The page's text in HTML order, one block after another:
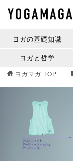
ヨガの基礎知識
ヨガと哲学
ヨガマガ TOP